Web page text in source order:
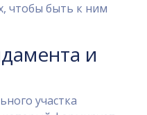
чтобы быть к ним
и
участка